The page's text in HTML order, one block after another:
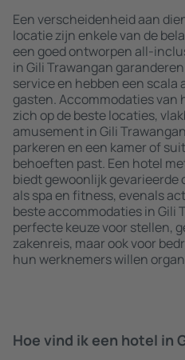
Een verscheidenheid aan
locatie zijn enkele van de
een goed ontworpen all-
in Gili Trawangan
service en hebben een
gasten. Accommodaties van
zich op de beste locaties,
amusement in Gili
parkeren en een kamer of
behoeften past. Een hotel
biedt gewoonlijk
als spa en fitness, evenals
beste accommodaties in Gili
perfecte keuze voor stellen,
zakenreis, maar ook voor
hun werknemers willen
Hoe vind ik een hotel in